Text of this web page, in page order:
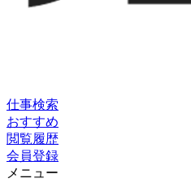
仕事検索
おすすめ
閲覧履歴
会員登録
メニュー